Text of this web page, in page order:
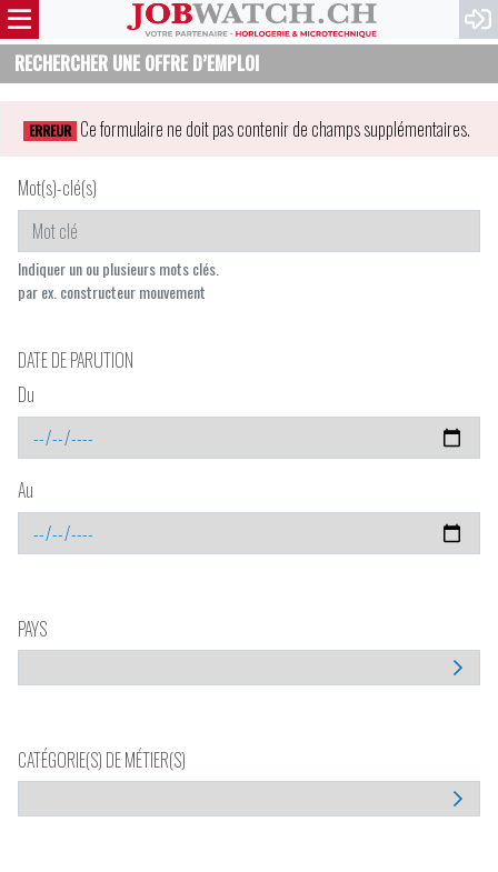
RECHERCHER UNE OFFRE D’EMPLOI
ERREUR Ce formulaire ne doit pas contenir de champs supplémentaires.
Mot(s)-clé(s)
Indiquer un ou plusieurs mots clés.
par ex. constructeur mouvement
DATE DE PARUTION
Du
Au
PAYS
CATÉGORIE(S) DE MÉTIER(S)